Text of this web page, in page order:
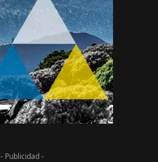
- Publicidad -